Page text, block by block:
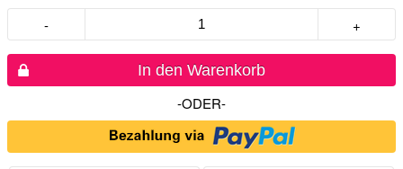
- +
In den Warenkorb
-ODER-